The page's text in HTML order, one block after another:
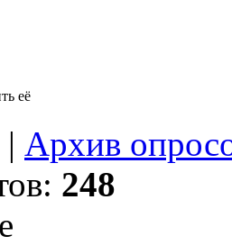
её
| Архив
248